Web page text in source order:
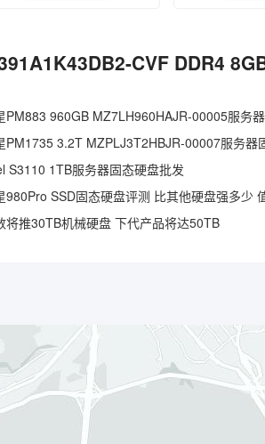
CVF DDR4
PM883 960GB MZ7LH960HAJR-00005服务
PM1735 3.2T MZPLJ3T2HBJR-00007服务器
S3110 1TB服务器固态硬盘批发
980Pro SSD固态硬盘评测 比其他硬盘强多少
将推30TB机械硬盘 下代产品将达50TB